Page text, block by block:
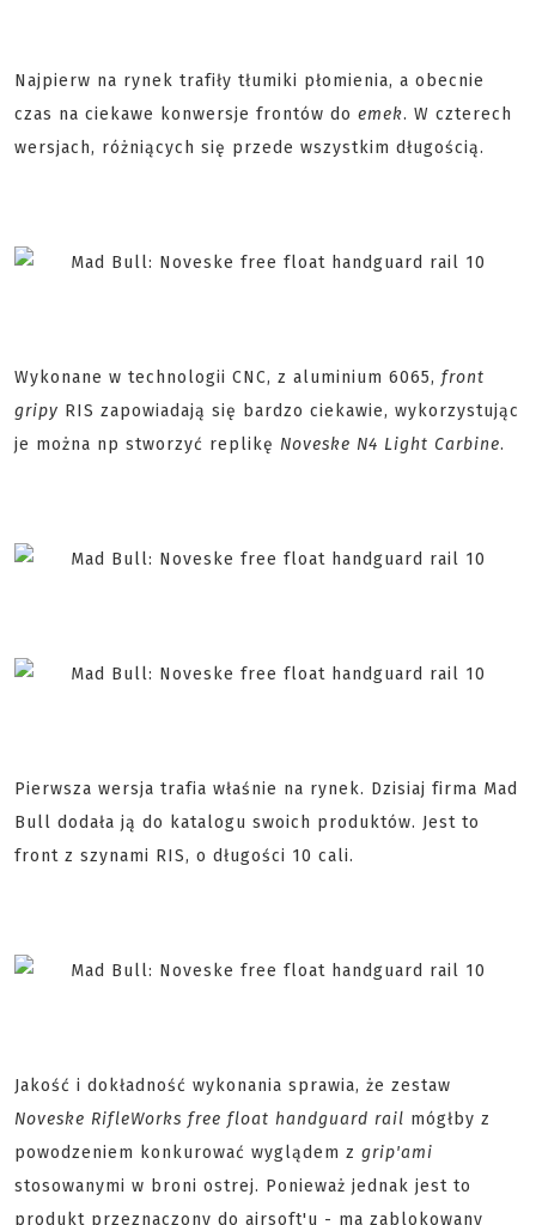
Najpierw na rynek trafiły tłumiki płomienia, a obecnie
czas na ciekawe konwersje frontów do emek. W czterech
wersjach, różniących się przede wszystkim długością.
Wykonane w technologii CNC, z aluminium 6065, front
gripy RIS zapowiadają się bardzo ciekawie, wykorzystując
je można np stworzyć replikę Noveske N4 Light Carbine.
Pierwsza wersja trafia właśnie na rynek. Dzisiaj firma Mad
Bull dodała ją do katalogu swoich produktów. Jest to
front z szynami RIS, o długości 10 cali.
Jakość i dokładność wykonania sprawia, że zestaw
Noveske RifleWorks free float handguard rail mógłby z
powodzeniem konkurować wyglądem z grip'ami
stosowanymi w broni ostrej. Ponieważ jednak jest to
produkt przeznaczony do airsoft'u - ma zablokowany